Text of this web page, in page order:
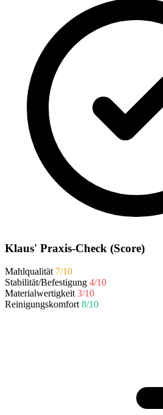
Klaus' Praxis-Check (Score)
Mahlqualität 7/10
Stabilität/Befestigung 4/10
Materialwertigkeit 3/10
Reinigungskomfort 8/10